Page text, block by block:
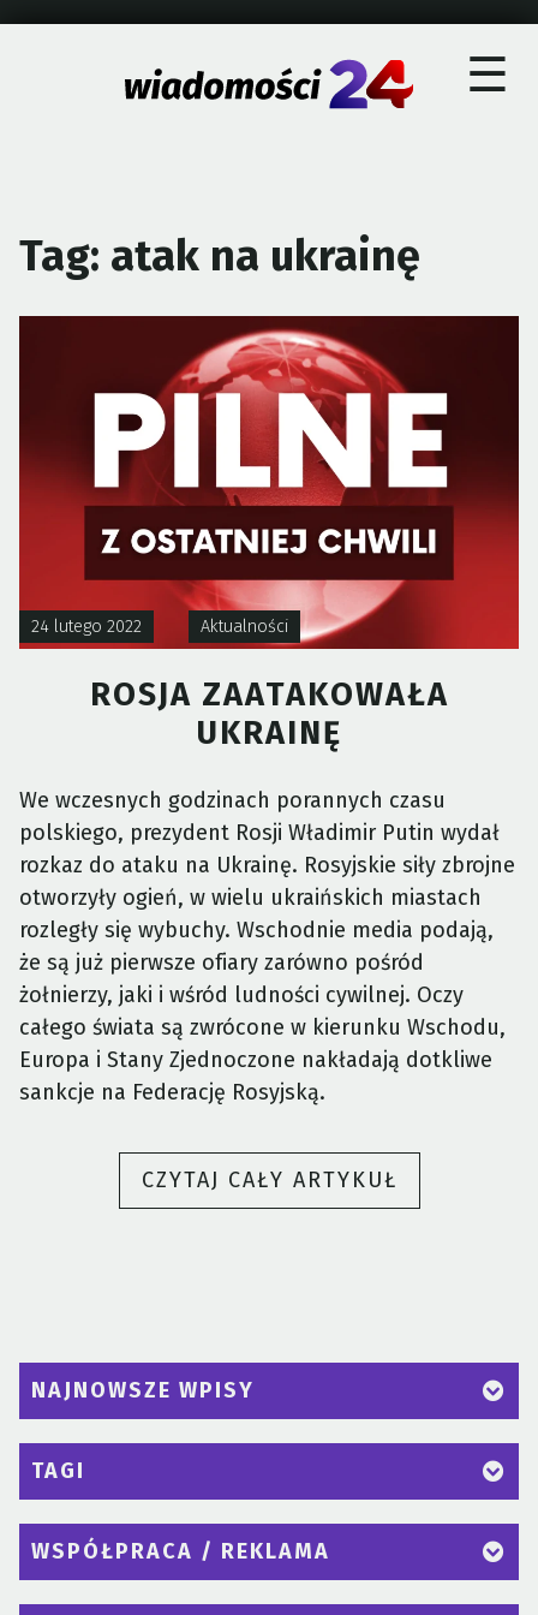
☰
×
Tag: atak na ukrainę
24 lutego 2022 Aktualności
ROSJA ZAATAKOWAŁA
UKRAINĘ
We wczesnych godzinach porannych czasu
polskiego, prezydent Rosji Władimir Putin wydał
rozkaz do ataku na Ukrainę. Rosyjskie siły zbrojne
otworzyły ogień, w wielu ukraińskich miastach
rozległy się wybuchy. Wschodnie media podają,
że są już pierwsze ofiary zarówno pośród
żołnierzy, jaki i wśród ludności cywilnej. Oczy
całego świata są zwrócone w kierunku Wschodu,
Europa i Stany Zjednoczone nakładają dotkliwe
sankcje na Federację Rosyjską.
CZYTAJ CAŁY ARTYKUŁ
NAJNOWSZE WPISY
TAGI
WSPÓŁPRACA / REKLAMA